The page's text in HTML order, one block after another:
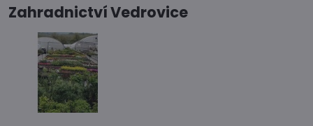
Zahradnictví Vedrovice